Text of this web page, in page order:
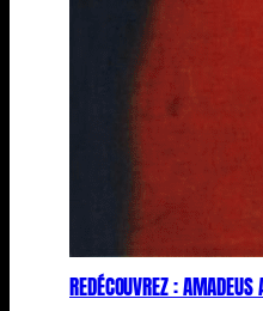
REDÉCOUVREZ :